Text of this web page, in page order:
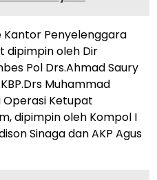
Kantor Penyelenggara
dipimpin oleh Dir
Pol Drs.Ahmad Saury
Muhammad
Operasi Ketupat
dipimpin oleh Kompol I
Sinaga dan AKP Agus